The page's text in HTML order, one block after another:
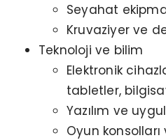
Seyahat
Kruvaziyer ve
Teknoloji ve bilim
Elektronik
tabletler,
Yazılım ve
Oyun